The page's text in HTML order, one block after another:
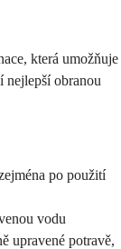
která umožňuje
nejlepší obranou
po použití
vodu
upravené potravě,